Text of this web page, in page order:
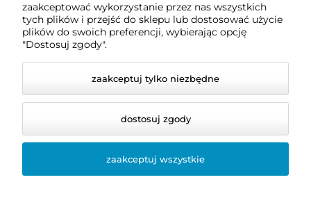
Moje konto
© 2026 dentis24.pl. Wszelkie prawa zastrzeżone.
zaakceptować wykorzystanie przez nas wszystkich
tych plików i przejść do sklepu lub dostosować użycie
plików do swoich preferencji, wybierając opcję
"Dostosuj zgody".
zaakceptuj tylko niezbędne
dostosuj zgody
zaakceptuj wszystkie